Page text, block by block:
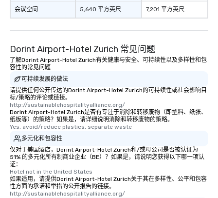
会议空间 5,640 平方英尺 7,201 平方英尺
Dorint Airport-Hotel Zurich 常见问题
了解Dorint Airport-Hotel Zurich有关健康与安全、可持续性以及多样性和包
容性的常见问题
可持续发展的做法
请提供任何公开传达的Dorint Airport-Hotel Zurich的可持续性或社会影响目
标/策略的评论或链接。
http://sustainablehospitalityalliance.org/
Dorint Airport-Hotel Zurich是否有专注于消除和转移废物（即塑料、纸张、
纸板等）的策略？如果是，请详细说明消除和转移废物的策略。
Yes, avoid/reduce plastics, separate waste
多元化和包容性
仅对于美国酒店，Dorint Airport-Hotel Zurich和/或母公司是否被认证为
51% 的多元化所有制商业企业（BE）？如果是，请说明您获得以下哪一项认
证：
Hotel not in the United States
如果适用，请提供Dorint Airport-Hotel Zurich关于其在多样性、公平和包容
性方面的承诺和举措的公开报告的链接。
http://sustainablehospitalityalliance.org/